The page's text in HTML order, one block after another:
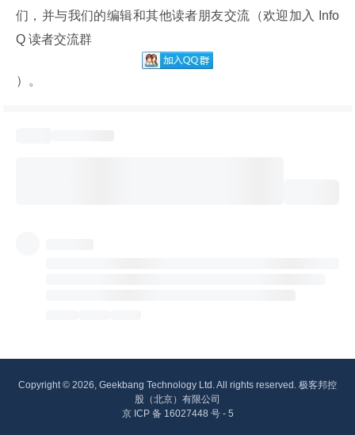
们，并与我们的编辑和其他读者朋友交流（欢迎加入 Info
Q 读者交流群
）。
Copyright © 2026, Geekbang Technology Ltd. All rights reserved. 极客邦控
股（北京）有限公司
京 ICP 备 16027448 号 - 5